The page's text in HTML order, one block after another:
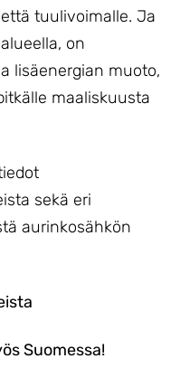
tuulivoimalle. Ja
on
lisäenergian muoto,
maaliskuusta
sekä eri
aurinkosähkön
Suomessa!